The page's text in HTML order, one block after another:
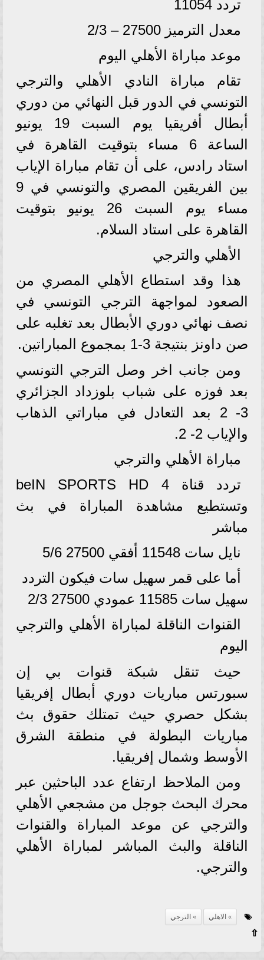
تردد 11054
معدل الترميز 27500 – 2/3
موعد مباراة الأهلي اليوم
تقام مباراة النادي الأهلي والترجي
التونسي في الدور قبل النهائي من دوري
أبطال أفريقيا يوم السبت 19 يونيو
الساعة 6 مساء بتوقيت القاهرة في
استاد رادس، على أن تقام مباراة الإياب
بين الفريقين المصري والتونسي في 9
مساء يوم السبت 26 يونيو بتوقيت
القاهرة على استاد السلام.
الأهلي والترجي
هذا وقد استطاع الأهلي المصري من
الصعود لمواجهة الترجي التونسي في
نصف نهائي دوري الأبطال بعد تغلبه على
صن داونز بنتيجة 3-1 بمجموع المباراتين.
ومن جانب اخر وصل الترجي التونسي
بعد فوزه على شباب بلوزداد الجزائري
3- 2 بعد التعادل في مباراتي الذهاب
والإياب 2- 2.
مباراة الأهلي والترجي
تردد قناة beIN SPORTS HD 4
وتستطيع مشاهدة المباراة في بث
مباشر
نايل سات 11548 أفقي 27500 5/6
أما على قمر سهيل سات فيكون التردد
سهيل سات 11585 عمودي 27500 2/3
القنوات الناقلة لمباراة الأهلي والترجي
اليوم
حيث تنقل شبكة قنوات بي إن
سبورتس مباريات دوري أبطال إفريقيا
بشكل حصري حيث تمتلك حقوق بث
مباريات البطولة في منطقة الشرق
الأوسط وشمال إفريقيا.
ومن الملاحظ ارتفاع عدد الباحثين عبر
محرك البحث جوجل من مشجعي الأهلي
والترجي عن موعد المباراة والقنوات
الناقلة والبث المباشر لمباراة الأهلي
والترجي.
الاهلي الترجي
⇧